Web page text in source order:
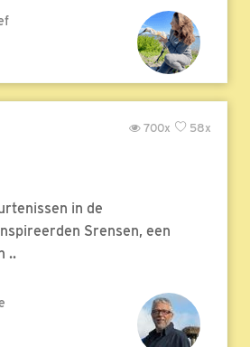
58x
700x
in de
Srensen, een
..